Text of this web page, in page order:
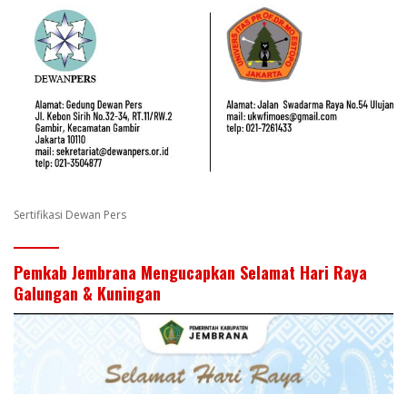
Sertifikasi Dewan Pers
Pemkab Jembrana Mengucapkan Selamat Hari Raya
Galungan & Kuningan